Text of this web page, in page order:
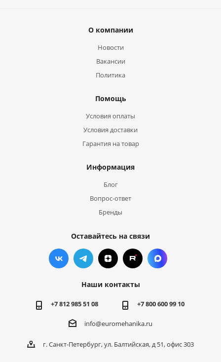
О компании
Новости
Вакансии
Политика
Помощь
Условия оплаты
Условия доставки
Гарантия на товар
Информация
Блог
Вопрос-ответ
Бренды
Оставайтесь на связи
Наши контакты
+7 812 985 51 08 +7 800 600 99 10
info@euromehanika.ru
г. Санкт-Петербург, ул. Балтийская, д 51, офис 303